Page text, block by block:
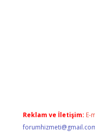
Reklam ve İletişim: E-